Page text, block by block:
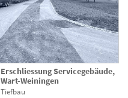
Erschliessung Servicegebäude,
Wart-Weiningen
Tiefbau